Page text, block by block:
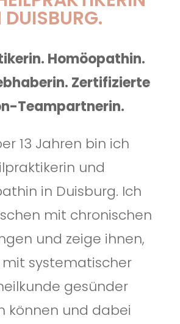
DUISBURG.
Homöopathin.
Zertifizierte
Teampartnerin.
13 Jahren bin ich
und
in Duisburg. Ich
mit chronischen
und zeige ihnen,
mit systematischer
gesünder
können und dabei